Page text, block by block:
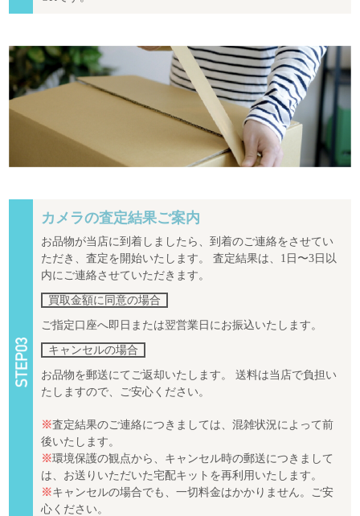
カメラの査定結果ご案内
お品物が当店に到着しましたら、到着のご連絡をさせてい
ただき、査定を開始いたします。 査定結果は、1日〜3日以
内にご連絡させていただきます。
買取金額に同意の場合
ご指定口座へ即日または翌営業日にお振込いたします。
キャンセルの場合
お品物を郵送にてご返却いたします。 送料は当店で負担い
たしますので、ご安心ください。
※査定結果のご連絡につきましては、混雑状況によって前
後いたします。
※環境保護の観点から、キャンセル時の郵送につきまして
は、お送りいただいた宅配キットを再利用いたします。
※キャンセルの場合でも、一切料金はかかりません。ご安
心ください。